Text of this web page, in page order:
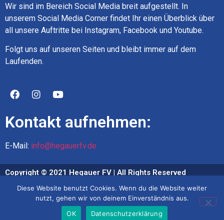
Wir sind im Bereich Social Media breit aufgestellt. In
unserem Social Media Corner findet Ihr einen Überblick über
all unsere Auftritte bei Instagram, Facebook und Youtube.
Folgt uns auf unseren Seiten und bleibt immer auf dem
Laufenden.
Kontakt aufnehmen:
E-Mail: info@hegauerfv.de
Copyright © 2021 Hegauer FV | All Rights Reserved
Impressum
Datenschutz
Diese Website benutzt Cookies. Wenn du die Website weiter
nutzt, gehen wir von deinem Einverständnis aus.
OK
Datenschutzerklärung